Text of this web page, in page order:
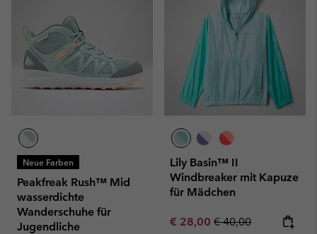
Neue Farben
Peakfreak Rush™ Mid
wasserdichte
Wanderschuhe für
Jugendliche
Lily Basin™ II
Windbreaker mit Kapuze
für Mädchen
Sale price:
€ 28,00 Regular price:
€ 40,00